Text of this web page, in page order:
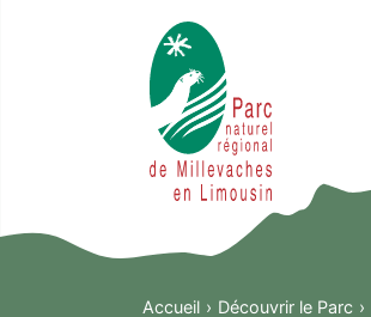
Accueil Découvrir le Parc